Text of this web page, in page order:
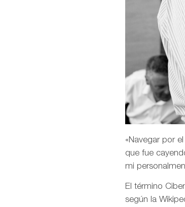
«Navegar por
que fue
mi
El término
según la